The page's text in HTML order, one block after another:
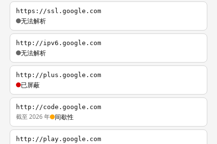
https://ssl.google.com
无法解析
http://ipv6.google.com
无法解析
http://plus.google.com
已屏蔽
http://code.google.com
截至 2026 年 间歇性
http://play.google.com